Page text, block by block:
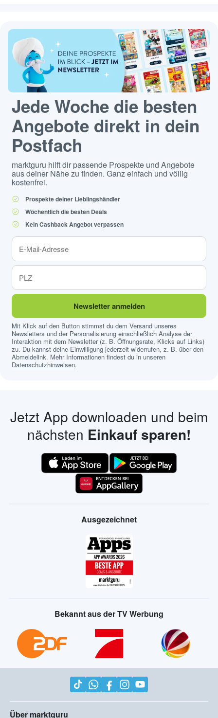
Jede Woche die besten
Angebote direkt in dein
Postfach
marktguru hilft dir passende Prospekte und Angebote
aus deiner Nähe zu finden. Ganz einfach und völlig
kostenfrei.
Prospekte deiner Lieblingshändler
Wöchentlich die besten Deals
Kein Cashback Angebot verpassen
Newsletter anmelden
Mit Klick auf den Button stimmst du dem Versand unseres
Newsletters und der Personalisierung einschließlich Analyse der
Interaktion mit dem Newsletter (z. B. Öffnungsrate, Klicks auf Links)
zu. Du kannst deine Einwilligung jederzeit widerrufen, z. B. über den
Abmeldelink. Mehr Informationen findest du in unseren
Datenschutzhinweisen.
Jetzt App downloaden und beim
nächsten Einkauf sparen!
Ausgezeichnet
Bekannt aus der TV Werbung
Über marktguru